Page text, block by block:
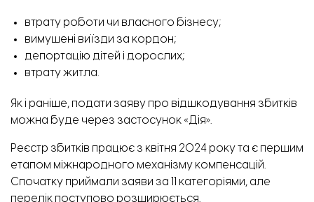
втрату роботи чи власного бізнесу;
вимушені виїзди за кордон;
депортацію дітей і дорослих;
втрату житла.
Як і раніше, подати заяву про відшкодування збитків
можна буде через застосунок «Дія».
Реєстр збитків працює з квітня 2024 року та є першим
етапом міжнародного механізму компенсацій.
Спочатку приймали заяви за 11 категоріями, але
перелік поступово розширюється.